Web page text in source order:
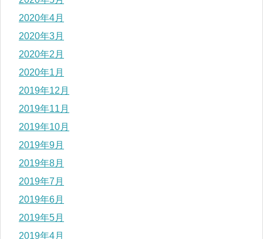
2020年4月
2020年3月
2020年2月
2020年1月
2019年12月
2019年11月
2019年10月
2019年9月
2019年8月
2019年7月
2019年6月
2019年5月
2019年4月